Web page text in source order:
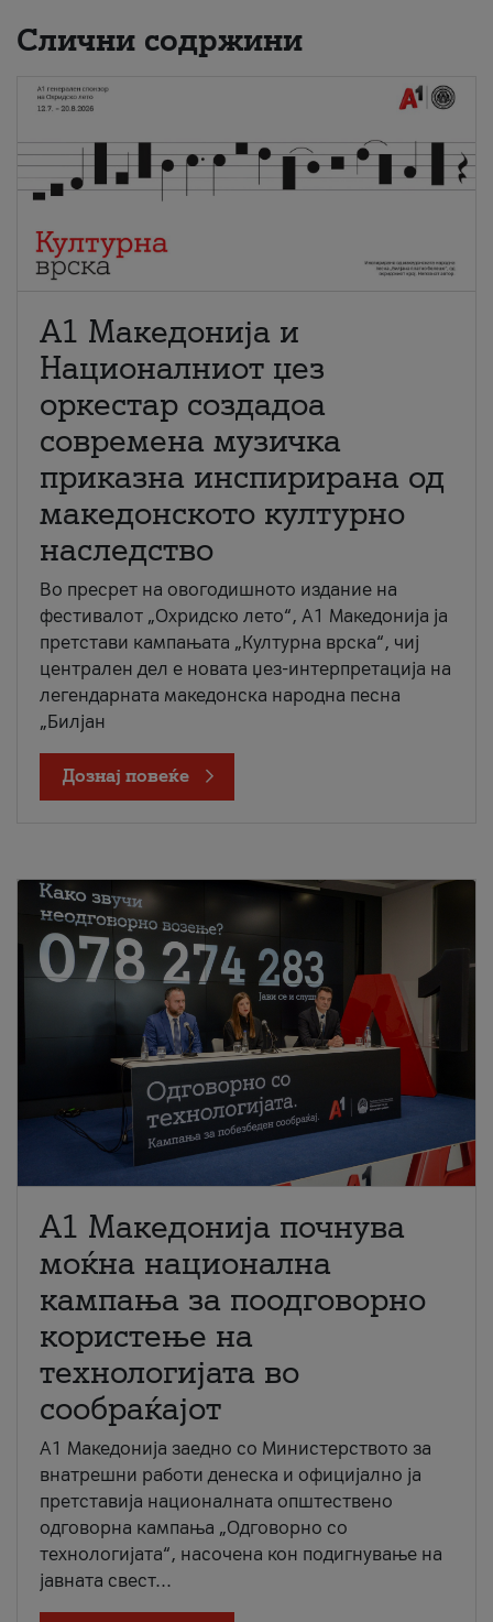
Слични содржини
А1 Македонија и
Националниот џез
оркестар создадоа
современа музичка
приказна инспирирана од
македонското културно
наследство
Во пресрет на овогодишното издание на
фестивалот „Охридско лето“, А1 Македонија ја
претстави кампањата „Културна врска“, чиј
централен дел е новата џез-интерпретација на
легендарната македонска народна песна
„Билјан
Дознај повеќе
A1 Македонија почнува
моќна национална
кампања за поодговорно
користење на
технологијата во
сообраќајот
A1 Македонија заедно со Министерството за
внатрешни работи денеска и официјално ја
претставија националната општествено
одговорна кампања „Одговорно со
технологијата“, насочена кон подигнување на
јавната свест...